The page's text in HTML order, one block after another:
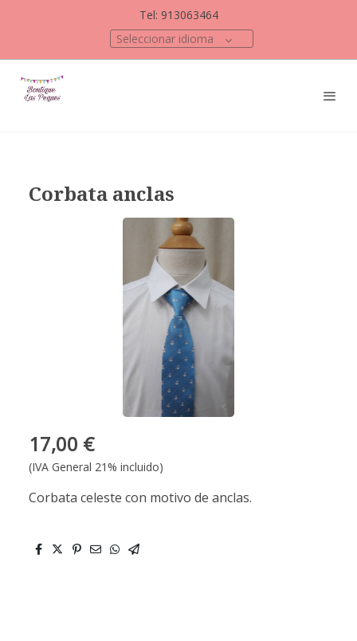
Tel: 913063464
Seleccionar idioma
Corbata anclas
17,00 €
(IVA General 21% incluido)
Corbata celeste con motivo de anclas.